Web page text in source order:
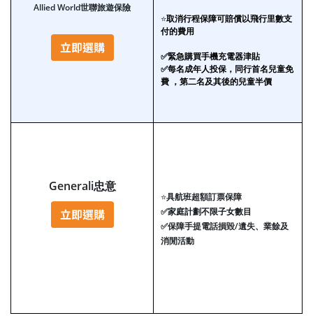
Allied World世聯旅遊保險
⭐取消行程保障可賠償以飛行里數支
付的費用
✅緊急購買手機充電器津貼
✅每名成年人投保，同行首名兒童免
費 ，第二名及其後的兒童半價
Generali忠意
⭐具航班超額訂票保障
✅家庭計劃不限子女數目
✅保障手提電話損毀/遺失、業餘及
消閒活動